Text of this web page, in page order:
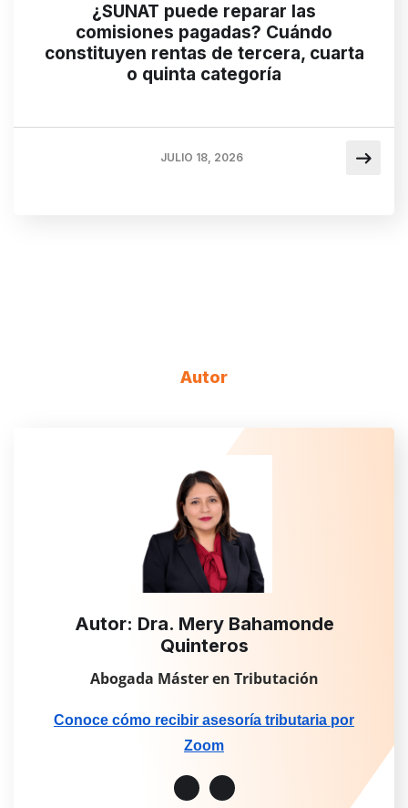
¿SUNAT puede reparar las
comisiones pagadas? Cuándo
constituyen rentas de tercera, cuarta
o quinta categoría
JULIO 18, 2026
Autor
Autor: Dra. Mery Bahamonde
Quinteros
Abogada Máster en Tributación
Conoce cómo recibir asesoría tributaria por
Zoom